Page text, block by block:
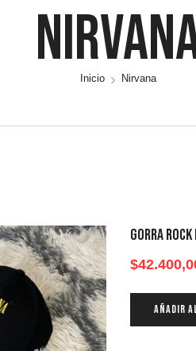
Inicio Nirvana
Gorra
$
AÑADIR